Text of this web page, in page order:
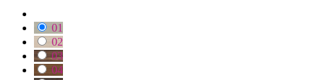
01
02
03
04